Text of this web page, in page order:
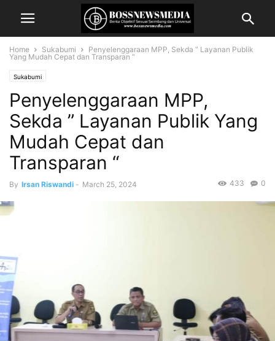
Home Sukabumi
Penyelenggaraan MPP, Sekda ” Layanan Publik
Yang Mudah Cepat dan Transparan “
Sukabumi
Penyelenggaraan MPP,
Sekda ” Layanan Publik Yang
Mudah Cepat dan
Transparan “
By Irsan Riswandi - March 25, 2024 0
433